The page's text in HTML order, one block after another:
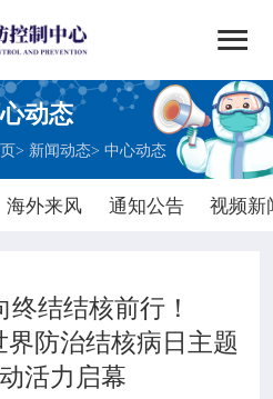

动态
> 新闻动态>中心动态
海外来风 通知公告 视频新



结结核前行！
防治结核病日主题
活力启幕